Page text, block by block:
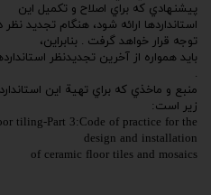
پيشنهادي كه براي اصلاح و تكميل اين
استانداردها ارائه شود، هنگام تجديد
توجه قرار خواهد گرفت . بنابراين،
بايد همواره از آخرين تجديدنظر
.
منبع و ماخذي كه براي تهية اين
زير است:
tiling-Part 3:Code of practice for the
design and installation
of ceramic floor tiles and mosaics